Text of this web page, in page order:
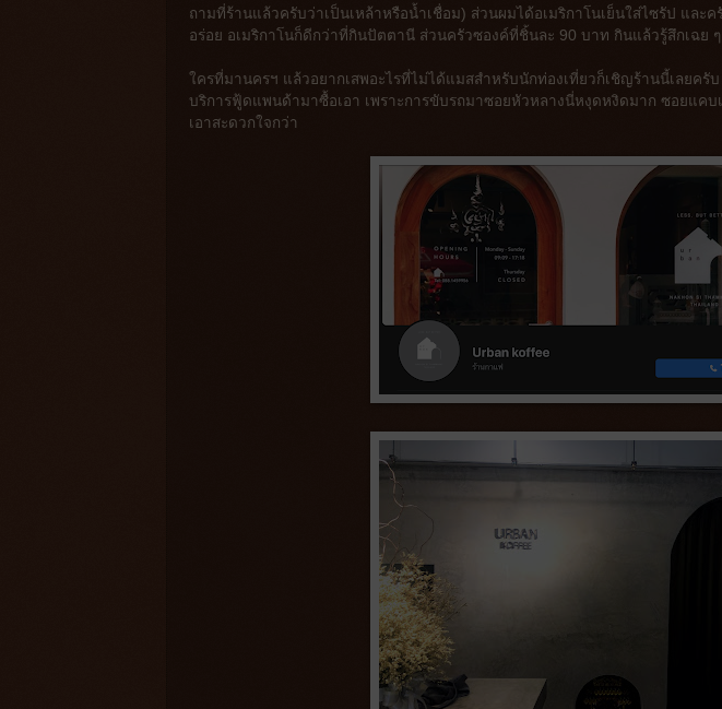
ถามที่ร้านแล้วครับว่าเป็นเหล้าหรือน้ำเชื่อม) ส่วนผมได้อเมริกาโนเย็นใส่ไซรัป แล
อร่อย อเมริกาโนก็ดีกว่าที่กินปัตตานี ส่วนครัวซองค์ที่ชิ้นละ 90 บาท กินแล้วรู้สึกเฉย
ใครที่มานครฯ แล้วอยากเสพอะไรที่ไม่ได้แมสสำหรับนักท่องเที่ยวก็เชิญร้านนี้เลยครั
บริการฟู้ดแพนด้ามาซื้อเอา เพราะการขับรถมาซอยหัวหลางนี่หงุดหงิดมาก ซอยแคบ
เอาสะดวกใจกว่า